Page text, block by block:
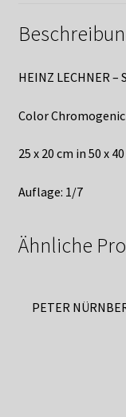
HEINZ LECHNER –
Color
25 x 20 cm in 50 x
Auflage: 1/7
Ähnliche
PETER